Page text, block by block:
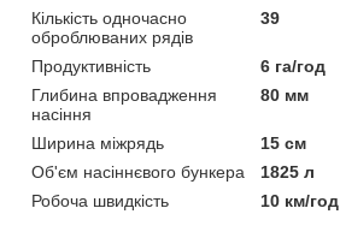
Кількість одночасно
оброблюваних рядів
39
Продуктивність
6 га/год
Глибина впровадження
насіння
80 мм
Ширина міжрядь
15 см
Об'єм насіннєвого бункера
1825 л
Робоча швидкість
10 км/год